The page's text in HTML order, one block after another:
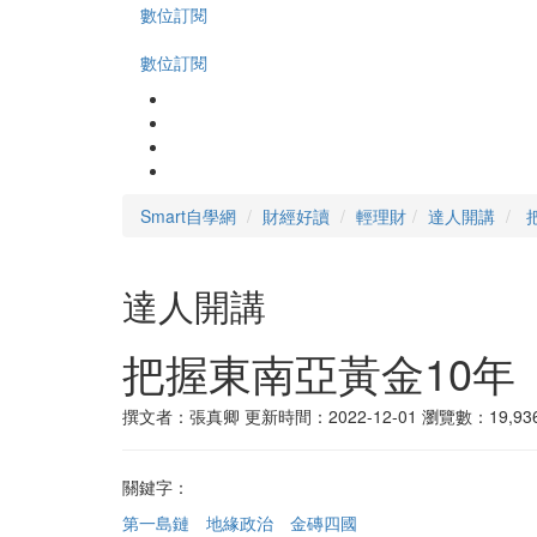
數位訂閱
數位訂閱
Smart自學網 財經好讀 輕理財 達人開講
達人開講
把握東南亞黃金10年
撰文者：張真卿 更新時間：2022-12-01 瀏覽數：
關鍵字：
第一島鏈
地緣政治 金磚四國